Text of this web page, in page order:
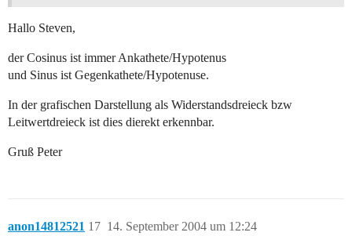
Hallo Steven,
der Cosinus ist immer Ankathete/Hypotenus
und Sinus ist Gegenkathete/Hypotenuse.
In der grafischen Darstellung als Widerstandsdreieck bzw
Leitwertdreieck ist dies dierekt erkennbar.
Gruß Peter
anon14812521 14. September 2004 um 12:24
17